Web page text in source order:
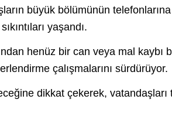
büyük bölümünün telefonlarına
yaşandı.
henüz bir can veya mal kaybı
çalışmalarını sürdürüyor.
dikkat çekerek,